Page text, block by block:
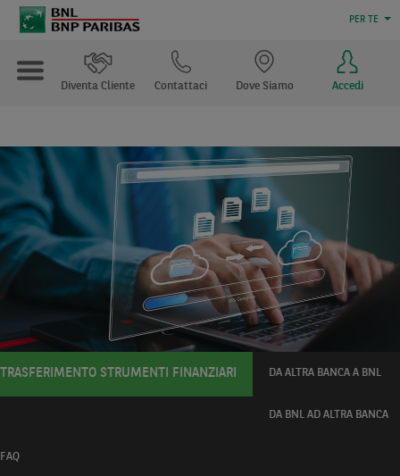
PER TE
Accedi
Dove Siamo
Contattaci
Diventa Cliente
TRASFERIMENTO STRUMENTI FINANZIARI DA ALTRA BANCA A BNL
DA BNL AD ALTRA BANCA
FAQ